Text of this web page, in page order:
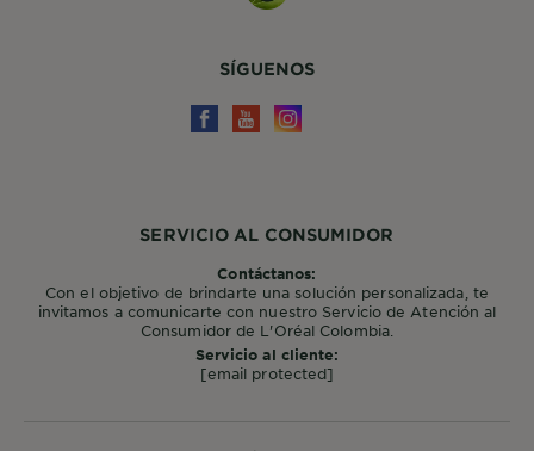
SERVICIO AL CONSUMIDOR
Contáctanos:
Con el objetivo de brindarte una solución personalizada, te
invitamos a comunicarte con nuestro Servicio de Atención al
Consumidor de L'Oréal Colombia.
Servicio al cliente:
[email protected]
SÍGUENOS